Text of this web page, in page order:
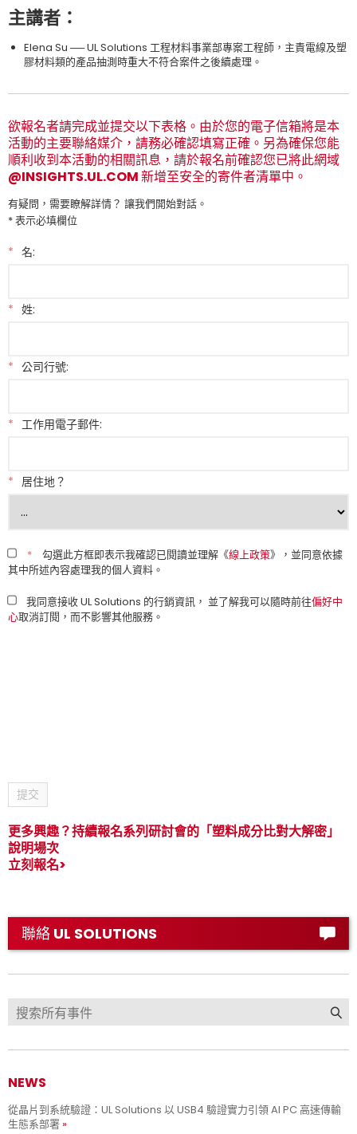
主講者：
Elena Su ── UL Solutions 工程材料事業部專案工程師，主責電線及塑
膠材料類的產品抽測時重大不符合案件之後續處理。
欲報名者請完成並提交以下表格。由於您的電子信箱將是本
活動的主要聯絡媒介，請務必確認填寫正確。另為確保您能
順利收到本活動的相關訊息，請於報名前確認您已將此網域
@INSIGHTS.UL.COM 新增至安全的寄件者清單中。
有疑問，需要瞭解詳情？ 讓我們開始對話。
* 表示必填欄位
* 名:
* 姓:
* 公司行號:
* 工作用電子郵件:
* 居住地？
* 勾選此方框即表示我確認已閱讀並理解《線上政策》，並同意依據
其中所述內容處理我的個人資料。
我同意接收 UL Solutions 的行銷資訊， 並了解我可以隨時前往偏好中
心取消訂閱，而不影響其他服務。
提交
更多興趣？持續報名系列研討會的「塑料成分比對大解密」
說明場次
立刻報名>
聯絡 UL SOLUTIONS
NEWS
從晶片到系統驗證：UL Solutions 以 USB4 驗證實力引領 AI PC 高速傳輸
生態系部署